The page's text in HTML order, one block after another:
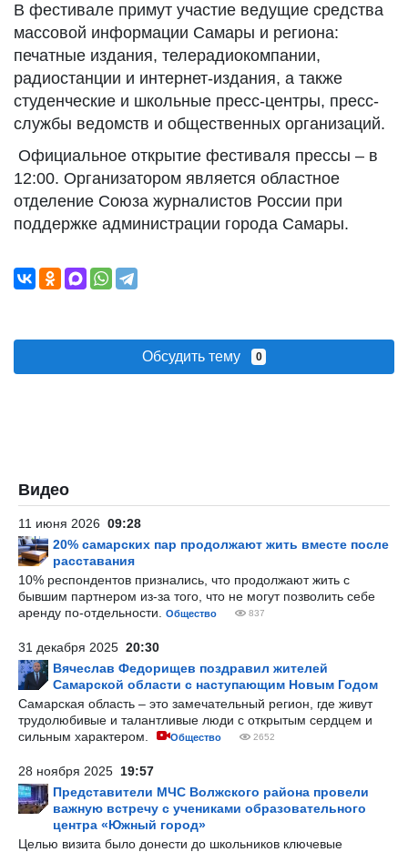
В фестивале примут участие ведущие средства
массовой информации Самары и региона:
печатные издания, телерадиокомпании,
радиостанции и интернет-издания, а также
студенческие и школьные пресс-центры, пресс-
службы ведомств и общественных организаций.
Официальное открытие фестиваля прессы – в
12:00. Организатором является областное
отделение Союза журналистов России при
поддержке администрации города Самары.
Обсудить тему 0
Видео
11 июня 2026 09:28
20% самарских пар продолжают жить вместе после
расставания
10% респондентов признались, что продолжают жить с
бывшим партнером из-за того, что не могут позволить себе
аренду по-отдельности.
Общество 837
31 декабря 2025 20:30
Вячеслав Федорищев поздравил жителей
Самарской области с наступающим Новым Годом
Самарская область – это замечательный регион, где живут
трудолюбивые и талантливые люди с открытым сердцем и
сильным характером.
Общество 2652
28 ноября 2025 19:57
Представители МЧС Волжского района провели
важную встречу с учениками образовательного
центра «Южный город»
Целью визита было донести до школьников ключевые